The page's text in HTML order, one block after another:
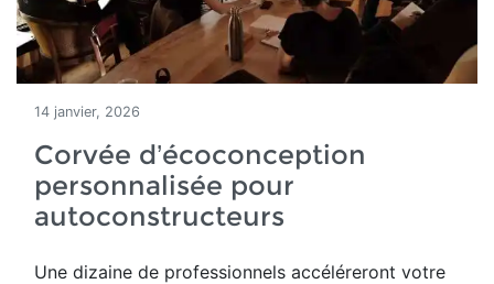
14 janvier, 2026
Corvée d’écoconception
personnalisée pour
autoconstructeurs
Une dizaine de professionnels accéléreront votre